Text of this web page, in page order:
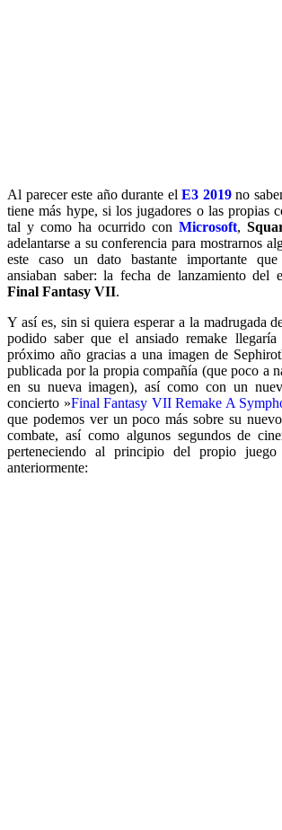
Al parecer este año durante el E3 2019no
tiene más hype, si los jugadores o las propias
tal y como ha ocurrido con Microsoft,
adelantarse a su conferencia para mostrarnos
este caso un dato bastante importante que
ansiaban saber: la fecha de lanzamiento del
Final Fantasy VII.
Y así es, sin si quiera esperar a la madrugada
podido saber que el ansiado remake
próximo año gracias a una imagen de
publicada por la propia compañía (que poco a
en su nueva imagen), así como con un
concierto »Final Fantasy VII Remake A
que podemos ver un poco más sobre su
combate, así como algunos segundos de
perteneciendo al principio del propio
anteriormente: